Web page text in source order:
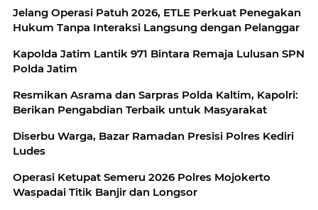
Jelang Operasi Patuh 2026, ETLE Perkuat Penegakan
Hukum Tanpa Interaksi Langsung dengan Pelanggar
Kapolda Jatim Lantik 971 Bintara Remaja Lulusan SPN
Polda Jatim
Resmikan Asrama dan Sarpras Polda Kaltim, Kapolri:
Berikan Pengabdian Terbaik untuk Masyarakat
Diserbu Warga, Bazar Ramadan Presisi Polres Kediri
Ludes
Operasi Ketupat Semeru 2026 Polres Mojokerto
Waspadai Titik Banjir dan Longsor